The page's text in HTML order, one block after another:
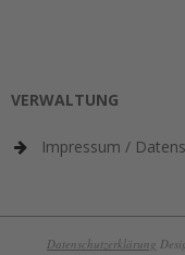
VERWALTUNG
Impressum /
Datenschutzerklärung